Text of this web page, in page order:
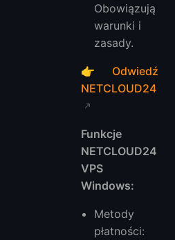
Obowiązują
warunki i
zasady.
👉 Odwiedź
NETCLOUD24
Funkcje
NETCLOUD24
VPS
Windows:
Metody
płatności: